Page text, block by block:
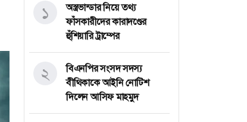
অস্ত্রভান্ডার নিয়ে তথ্য
ফাঁসকারীদের কারাদণ্ডের
হুঁশিয়ারি ট্রাম্পের
১
বিএনপির সংসদ সদস্য
বীথিকাকে আইনি নোটিশ
দিলেন আসিফ মাহমুদ
২